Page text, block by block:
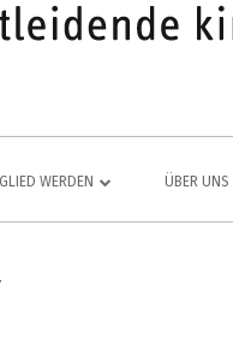
WERDEN ÜBER UNS